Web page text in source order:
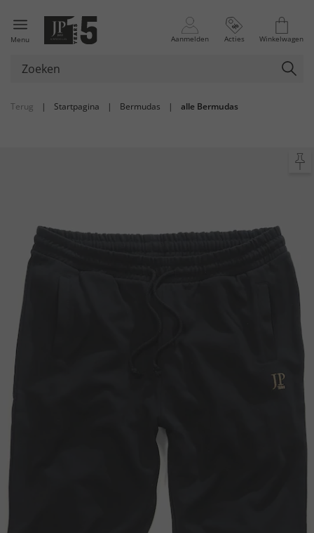
Menu Aanmelden Acties Winkelwagen
Terug | Startpagina | Bermudas | alle Bermudas